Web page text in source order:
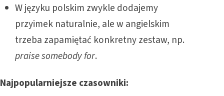
W języku polskim zwykle dodajemy
przyimek naturalnie, ale w angielskim
trzeba zapamiętać konkretny zestaw, np.
praise somebody for.
Najpopularniejsze czasowniki: